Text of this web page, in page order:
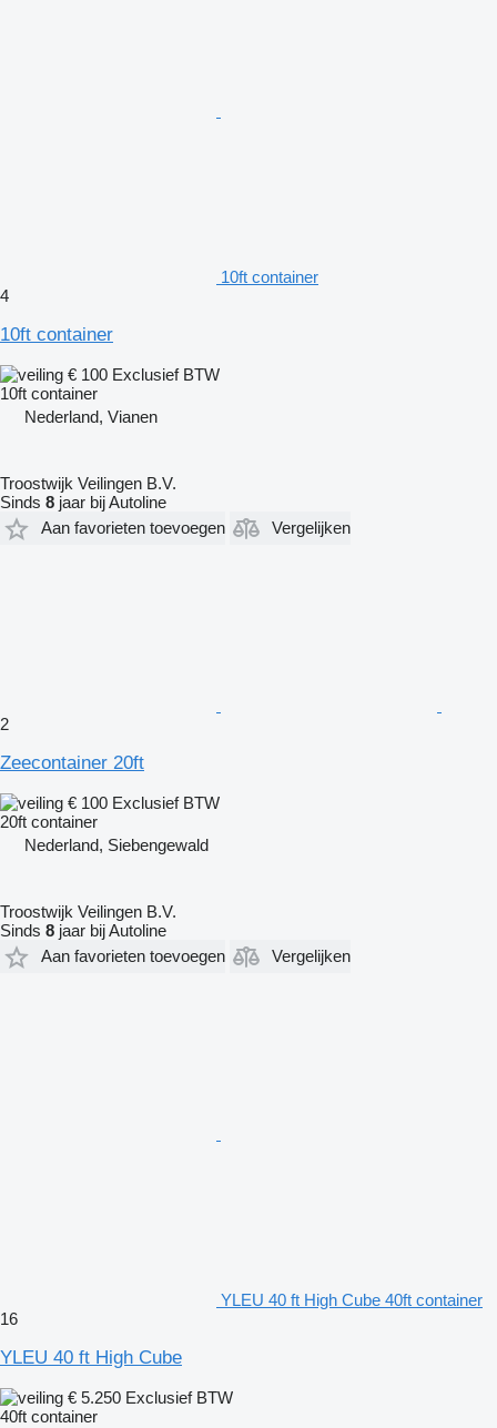
10ft container
4
10ft container
€ 100 Exclusief BTW
10ft container
Nederland, Vianen
Troostwijk Veilingen B.V.
Sinds 8 jaar bij Autoline
Aan favorieten toevoegen
Vergelijken
2
Zeecontainer 20ft
€ 100 Exclusief BTW
20ft container
Nederland, Siebengewald
Troostwijk Veilingen B.V.
Sinds 8 jaar bij Autoline
Aan favorieten toevoegen
Vergelijken
YLEU 40 ft High Cube 40ft container
16
YLEU 40 ft High Cube
€ 5.250 Exclusief BTW
40ft container